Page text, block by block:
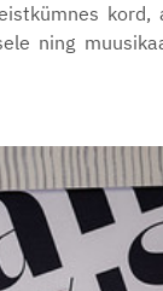
ning